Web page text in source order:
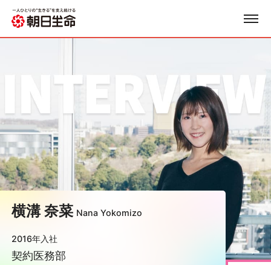
横溝 奈菜 Nana Yokomizo
2016年入社
契約医務部